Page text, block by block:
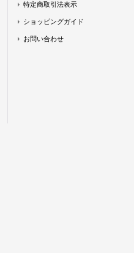
特定商取引法表示
ショッピングガイド
お問い合わせ